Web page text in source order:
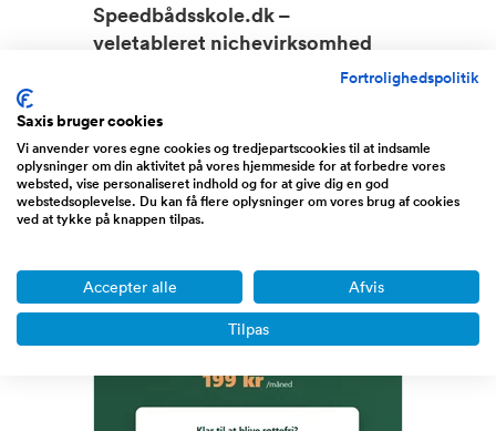
Speedbådsskole.dk –
veletableret nichevirksomhed
0 - 1/2 million DKK
Overskud før skat
Udbudspris
295.000 DKK
Efter otte succesfulde sæsoner udbydes
Speedbådsskole.dk til...
Sjælland
Boost
Fortrolighedspolitik
Saxis bruger cookies
Vi anvender vores egne cookies og tredjepartscookies til at indsamle
oplysninger om din aktivitet på vores hjemmeside for at forbedre vores
websted, vise personaliseret indhold og for at give dig en god
webstedsoplevelse. Du kan få flere oplysninger om vores brug af cookies
ved at tykke på knappen tilpas.
Accepter alle Afvis
Tilpas